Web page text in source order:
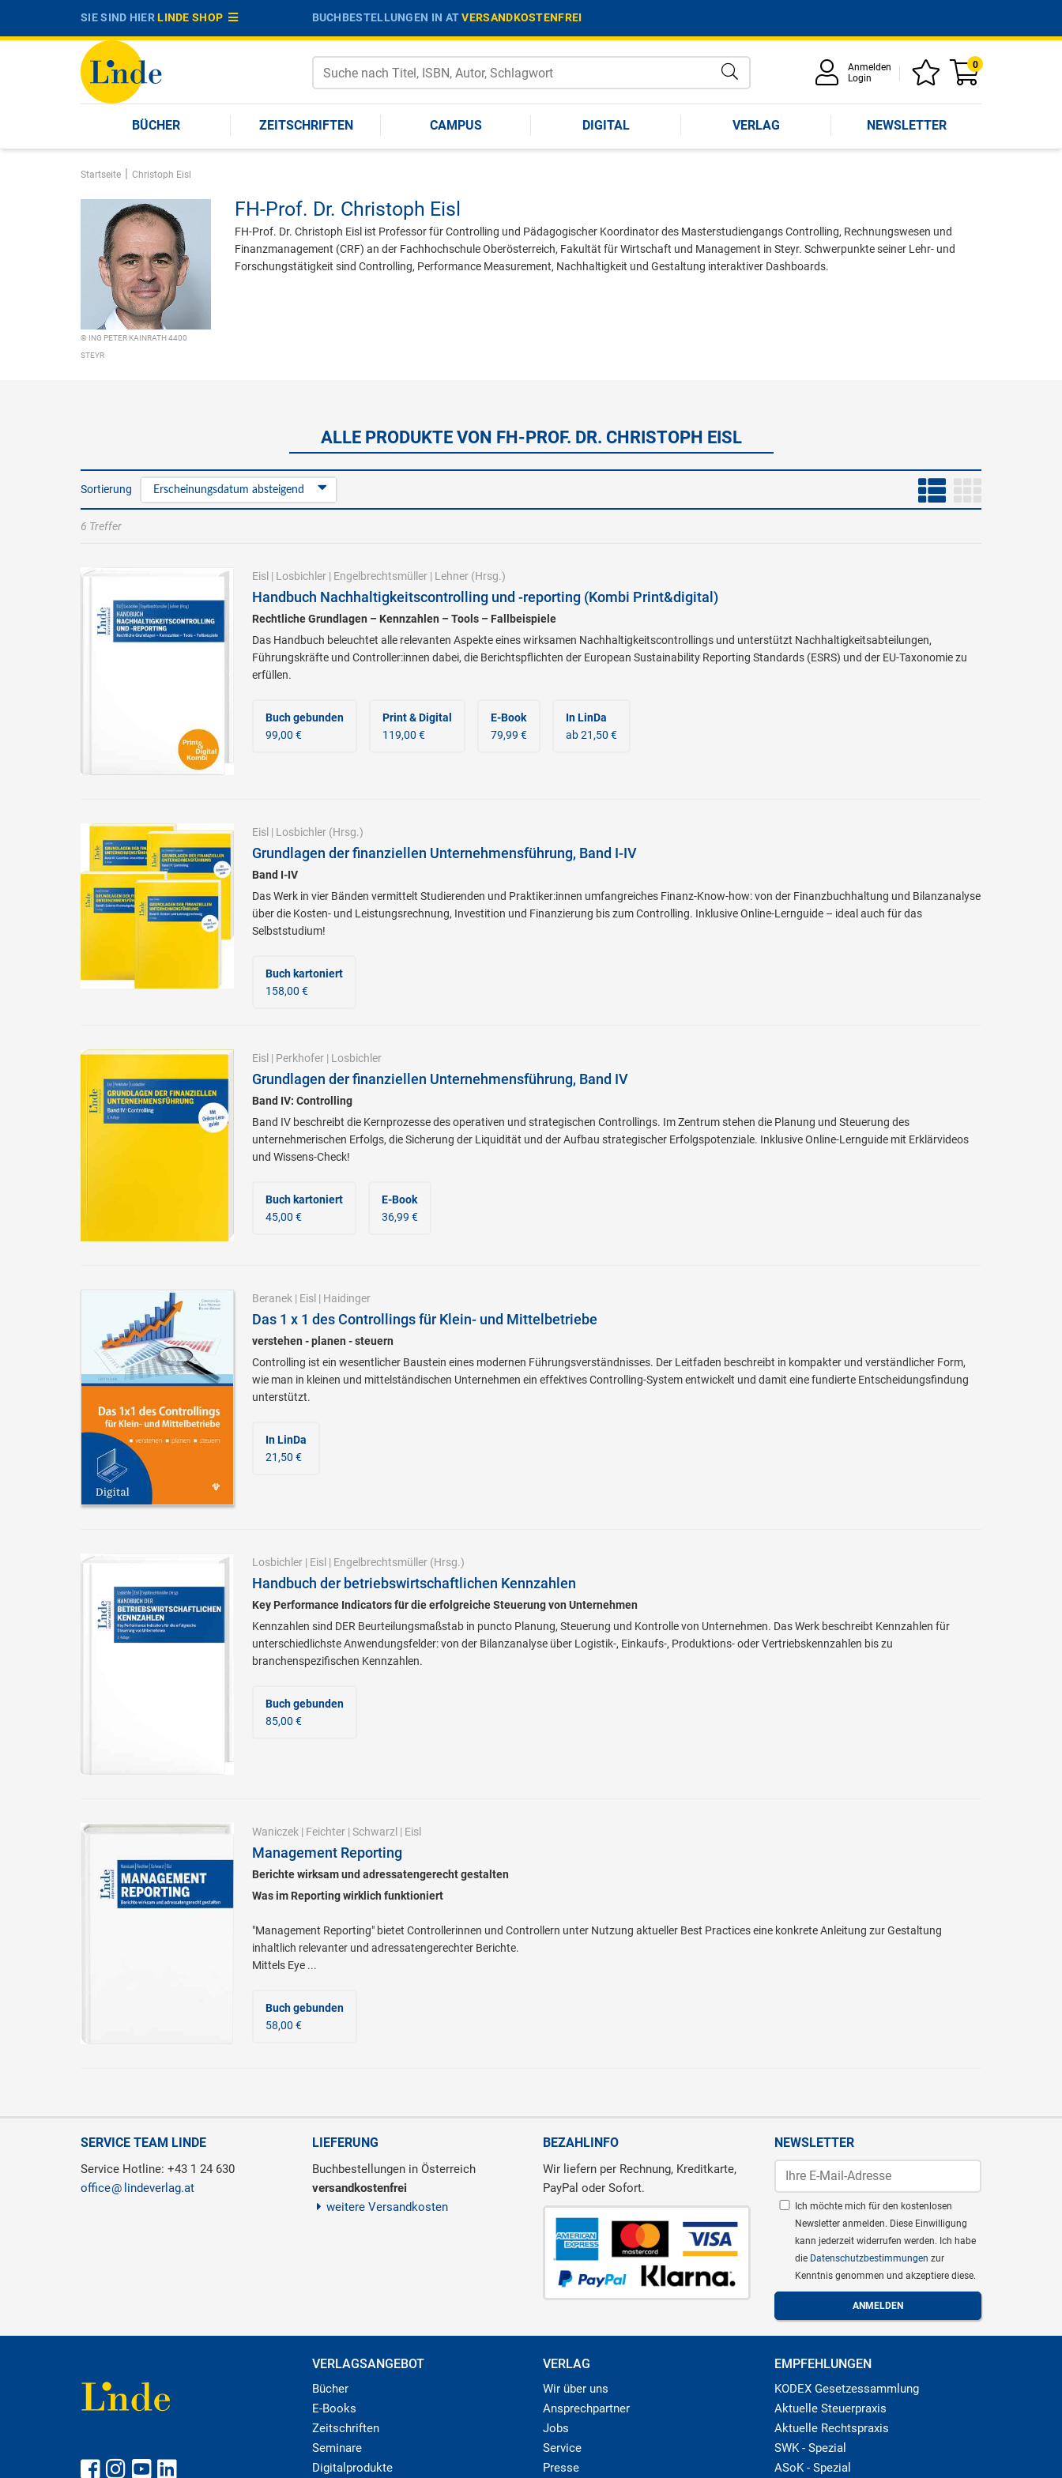
SIE SIND HIERLINDE SHOP BUCHBESTELLUNGEN IN ATVERSANDKOSTENFREI
Anmelden
Login
0
BÜCHER ZEITSCHRIFTEN CAMPUS DIGITAL VERLAG NEWSLETTER
Startseite | Christoph Eisl
© ING PETER KAINRATH 4400
STEYR
FH-Prof. Dr. Christoph Eisl
FH-Prof. Dr. Christoph Eisl ist Professor für Controlling und Pädagogischer Koordinator des Masterstudiengangs Controlling, Rechnungswesen und
Finanzmanagement (CRF) an der Fachhochschule Oberösterreich, Fakultät für Wirtschaft und Management in Steyr. Schwerpunkte seiner Lehr- und
Forschungstätigkeit sind Controlling, Performance Measurement, Nachhaltigkeit und Gestaltung interaktiver Dashboards.
ALLE PRODUKTE VON FH-PROF. DR. CHRISTOPH EISL
Sortierung Erscheinungsdatum absteigend
6 Treffer
Eisl | Losbichler| Engelbrechtsmüller| Lehner(Hrsg.)
Handbuch Nachhaltigkeitscontrolling und -reporting (Kombi Print&digital)
Rechtliche Grundlagen – Kennzahlen – Tools – Fallbeispiele
Das Handbuch beleuchtet alle relevanten Aspekte eines wirksamen Nachhaltigkeitscontrollings und unterstützt Nachhaltigkeitsabteilungen,
Führungskräfte und Controller:innen dabei, die Berichtspflichten der European Sustainability Reporting Standards (ESRS) und der EU-Taxonomie zu
erfüllen.
Buch gebunden
99,00 €
Print & Digital
119,00 €
E-Book
79,99 €
In LinDa
ab 21,50 €
Eisl | Losbichler(Hrsg.)
Grundlagen der finanziellen Unternehmensführung, Band I-IV
Band I-IV
Das Werk in vier Bänden vermittelt Studierenden und Praktiker:innen umfangreiches Finanz-Know-how: von der Finanzbuchhaltung und Bilanzanalyse
über die Kosten- und Leistungsrechnung, Investition und Finanzierung bis zum Controlling. Inklusive Online-Lernguide – ideal auch für das
Selbststudium!
Buch kartoniert
158,00 €
Eisl | Perkhofer| Losbichler
Grundlagen der finanziellen Unternehmensführung, Band IV
Band IV: Controlling
Band IV beschreibt die Kernprozesse des operativen und strategischen Controllings. Im Zentrum stehen die Planung und Steuerung des
unternehmerischen Erfolgs, die Sicherung der Liquidität und der Aufbau strategischer Erfolgspotenziale. Inklusive Online-Lernguide mit Erklärvideos
und Wissens-Check!
Buch kartoniert
45,00 €
E-Book
36,99 €
Beranek| Eisl | Haidinger
Das 1 x 1 des Controllings für Klein- und Mittelbetriebe
verstehen - planen - steuern
Controlling ist ein wesentlicher Baustein eines modernen Führungsverständnisses. Der Leitfaden beschreibt in kompakter und verständlicher Form,
wie man in kleinen und mittelständischen Unternehmen ein effektives Controlling-System entwickelt und damit eine fundierte Entscheidungsfindung
unterstützt.
In LinDa
21,50 €
Losbichler| Eisl | Engelbrechtsmüller(Hrsg.)
Handbuch der betriebswirtschaftlichen Kennzahlen
Key Performance Indicators für die erfolgreiche Steuerung von Unternehmen
Kennzahlen sind DER Beurteilungsmaßstab in puncto Planung, Steuerung und Kontrolle von Unternehmen. Das Werk beschreibt Kennzahlen für
unterschiedlichste Anwendungsfelder: von der Bilanzanalyse über Logistik-, Einkaufs-, Produktions- oder Vertriebskennzahlen bis zu
branchenspezifischen Kennzahlen.
Buch gebunden
85,00 €
Waniczek| Feichter| Schwarzl | Eisl
Management Reporting
Berichte wirksam und adressatengerecht gestalten
Was im Reporting wirklich funktioniert
"Management Reporting" bietet Controllerinnen und Controllern unter Nutzung aktueller Best Practices eine konkrete Anleitung zur Gestaltung
inhaltlich relevanter und adressatengerechter Berichte.
Mittels Eye ...
Buch gebunden
58,00 €
SERVICE TEAM LINDE
Service Hotline: +43 1 24 630
office
lindeverlag.at
LIEFERUNG
Buchbestellungen in Österreich
versandkostenfrei
weitere Versandkosten
BEZAHLINFO
Wir liefern per Rechnung, Kreditkarte,
PayPal oder Sofort.
NEWSLETTER
Ich möchte mich für den kostenlosen
Newsletter anmelden. Diese Einwilligung
kann jederzeit widerrufen werden. Ich habe
die Datenschutzbestimmungen zur
Kenntnis genommen und akzeptiere diese.
VERLAGSANGEBOT
Bücher
E-Books
Zeitschriften
Seminare
Digitalprodukte
VERLAG
Wir über uns
Ansprechpartner
Jobs
Service
Presse
EMPFEHLUNGEN
KODEX Gesetzessammlung
Aktuelle Steuerpraxis
Aktuelle Rechtspraxis
SWK - Spezial
ASoK - Spezial